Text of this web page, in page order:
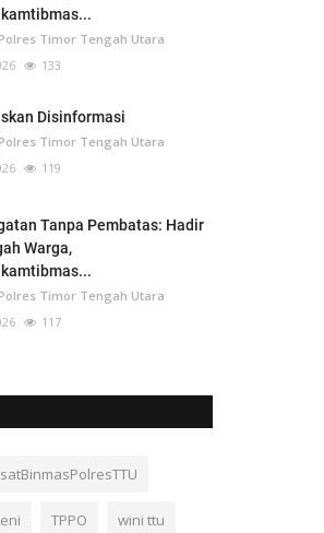
Timor Tengah Utara
133
Disinformasi
Timor Tengah Utara
119
Tanpa Pembatas: Hadir
Warga,
Timor Tengah Utara
117
TPPO wini ttu